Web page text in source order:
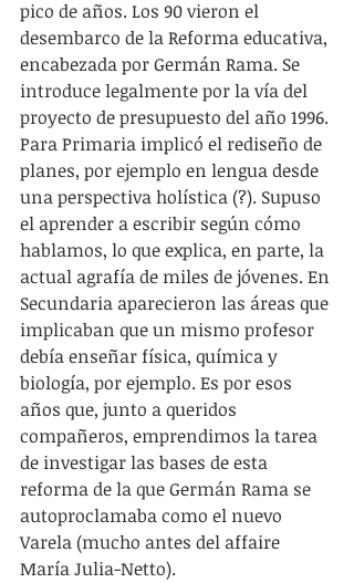
pico de años. Los 90 vieron el
desembarco de la Reforma educativa,
encabezada por Germán Rama. Se
introduce legalmente por la vía del
proyecto de presupuesto del año 1996.
Para Primaria implicó el rediseño de
planes, por ejemplo en lengua desde
una perspectiva holística (?). Supuso
el aprender a escribir según cómo
hablamos, lo que explica, en parte, la
actual agrafía de miles de jóvenes. En
Secundaria aparecieron las áreas que
implicaban que un mismo profesor
debía enseñar física, química y
biología, por ejemplo. Es por esos
años que, junto a queridos
compañeros, emprendimos la tarea
de investigar las bases de esta
reforma de la que Germán Rama se
autoproclamaba como el nuevo
Varela (mucho antes del affaire
María Julia-Netto).